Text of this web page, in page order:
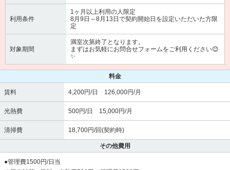
利用条件
1ヶ月以上利用の人限定
8月9日～8月13日で契約開始日を設定いただいた方限
定
対象期間
満室次第終了となります。
まずはお気軽にお問合せフォームをご利用ください😊
✨
料金
賃料 4,200円/日 126,000円/月
光熱費 500円/日 15,000円/月
清掃費 18,700円/回(契約時)
その他費用
●管理費1500円/日当